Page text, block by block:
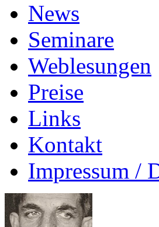
News
Seminare
Weblesungen
Preise
Links
Kontakt
Impressum /